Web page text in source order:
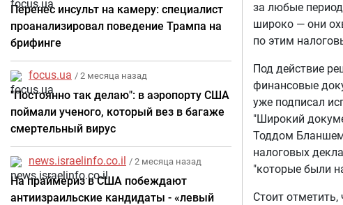
Перенес инсульт на камеру: специалист
проанализировал поведение Трампа на
брифинге
focus.ua / 2 месяца назад
"Постоянно так делаю": в аэропорту США
поймали ученого, который вез в багаже
смертельный вирус
news.israelinfo.co.il / 2 месяца назад
На праймериз в США побеждают
антиизраильские кандидаты - «левый
за любые
широко — они
по этим
Под действие
финансовые
уже подписал
"Широкий
Тоддом
налоговых
"которые были
Стоит